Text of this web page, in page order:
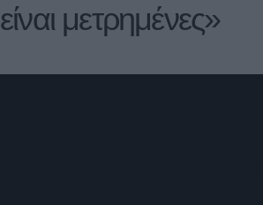
είναι μετρημένες»